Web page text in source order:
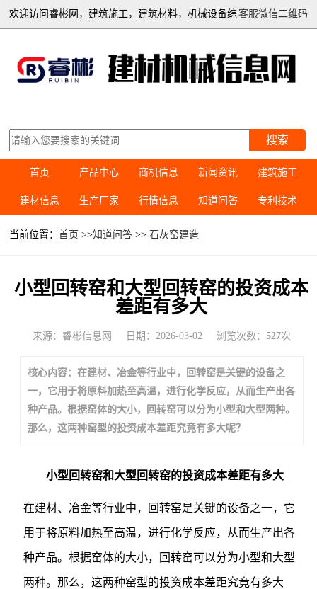
客服微信二维码
欢迎访问睿彬网，建筑施工，建筑材料，机械设备综
搜索
首页 产品中心 商机信息 新闻资讯 建筑施工
建材信息 生产厂家 行情信息 知道问答 专利技术
当前位置：首页 >>知道问答 >>石灰窑建造
小型回转窑和大型回转窑的投资成本
差距有多大
来源：睿彬信息网 日期：2026-03-02 浏览次数： 527次
核心内容：在建材、冶金等行业中，回转窑是关键的设备之
一，它用于将原料加热至高温，进行化学反应，从而生产出各
种产品。根据窑体的大小，回转窑可以分为小型和大型两种。
那么，这两种窑型的投资成本差距究竟有多大呢？
小型回转窑和大型回转窑的投资成本差距有多大
在建材、冶金等行业中，回转窑是关键的设备之一，它
用于将原料加热至高温，进行化学反应，从而生产出各
种产品。根据窑体的大小，回转窑可以分为小型和大型
两种。那么，这两种窑型的投资成本差距究竟有多大